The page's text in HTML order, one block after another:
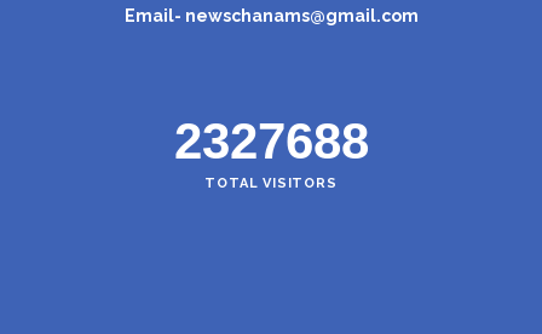
Email- newschanams@gmail.com
2327688
TOTAL VISITORS